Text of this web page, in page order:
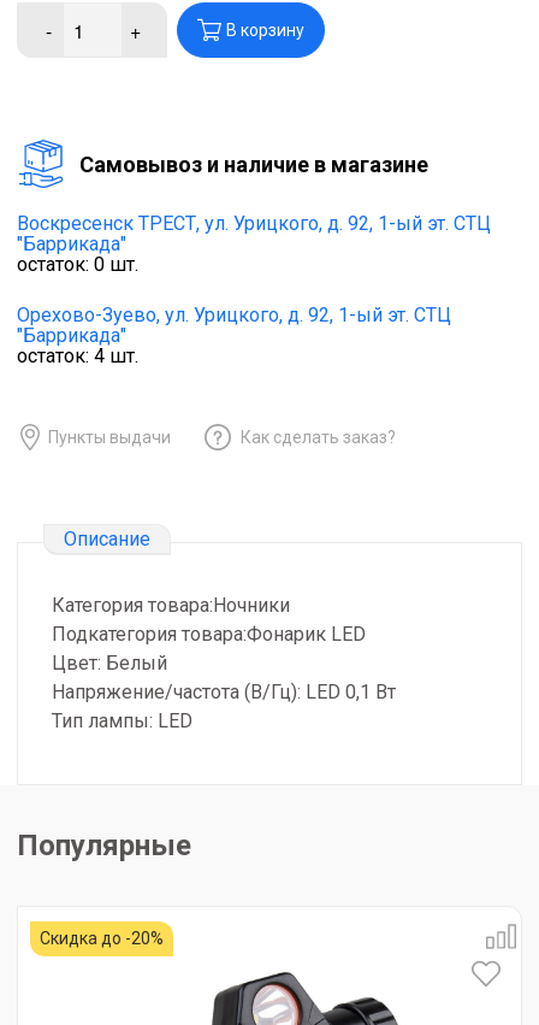
- + В корзину
Cамовывоз и наличие в магазине
Воскресенск ТРЕСТ, ул. Урицкого, д. 92, 1-ый эт. СТЦ
"Баррикада"
остаток: 0 шт.
Орехово-Зуево, ул. Урицкого, д. 92, 1-ый эт. СТЦ
"Баррикада"
остаток: 4 шт.
Пункты выдачи Как сделать заказ?
Описание
Категория товара:Ночники
Подкатегория товара:Фонарик LED
Цвет: Белый
Напряжение/частота (В/Гц): LED 0,1 Вт
Тип лампы: LED
Популярные
Скидка до -20%